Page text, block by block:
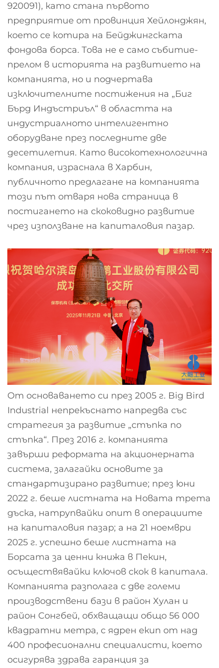
920091), като стана първото
предприятие от провинция Хейлонджян,
което се котира на Бейджингската
фондова борса. Това не е само събитие-
прелом в историята на развитието на
компанията, но и подчертава
изключителните постижения на „Биг
Бърд Индъстриъл“ в областта на
индустриалното интелигентно
оборудване през последните две
десетилетия. Като високотехнологична
компания, израснала в Харбин,
публичното предлагане на компанията
този път отваря нова страница в
постигането на скоковидно развитие
чрез използване на капиталовия пазар.
От основаването си през 2005 г. Big Bird
Industrial непрекъснато напредва със
стратегия за развитие „стъпка по
стъпка“. През 2016 г. компанията
завърши реформата на акционерната
система, залагайки основите за
стандартизирано развитие; през юни
2022 г. беше листната на Новата трета
дъска, натрупвайки опит в операциите
на капиталовия пазар; а на 21 ноември
2025 г. успешно беше листната на
Борсата за ценни книжа в Пекин,
осъществявайки ключов скок в капитала.
Компанията разполага с две големи
производствени бази в район Хулан и
район Сонгбей, обхващащи общо 56 000
квадратни метра, с ядрен екип от над
400 професионални специалисти, което
осигурява здрава гаранция за